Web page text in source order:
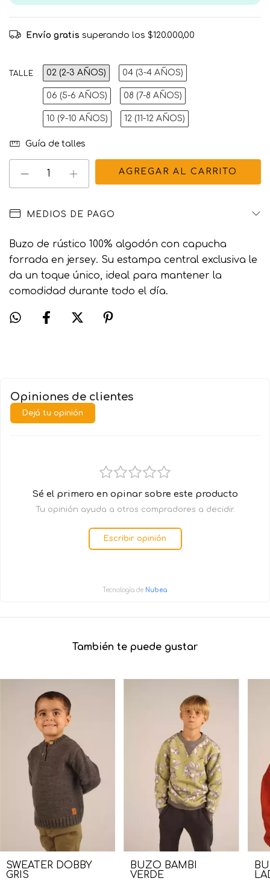
Envío gratis superando los $120.000,00
TALLE 02 (2-3 AÑOS) 04 (3-4 AÑOS)
06 (5-6 AÑOS) 08 (7-8 AÑOS)
10 (9-10 AÑOS) 12 (11-12 AÑOS)
Guía de talles
MEDIOS DE PAGO
Buzo de rústico 100% algodón con capucha
forrada en jersey. Su estampa central exclusiva le
da un toque único, ideal para mantener la
comodidad durante todo el día.
Opiniones de clientes
Dejá tu opinión
Sé el primero en opinar sobre este producto
Tu opinión ayuda a otros compradores a decidir.
Escribir opinión
Tecnología de Nubea
También te puede gustar
SWEATER DOBBY
GRIS
BUZO BAMBI
VERDE